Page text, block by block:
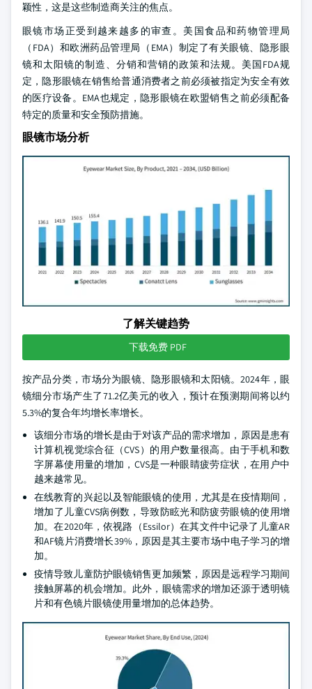
颖性，这是这些制造商关注的焦点。
眼镜市场正受到越来越多的审查。美国食品和药物管理局
（FDA）和欧洲药品管理局（EMA）制定了有关眼镜、隐形眼
镜和太阳镜的制造、分销和营销的政策和法规。美国FDA规
定，隐形眼镜在销售给普通消费者之前必须被指定为安全有效
的医疗设备。EMA也规定，隐形眼镜在欧盟销售之前必须配备
特定的质量和安全预防措施。
眼镜市场分析
了解关键趋势
下载免费 PDF
按产品分类，市场分为眼镜、隐形眼镜和太阳镜。2024年，眼
镜细分市场产生了71.2亿美元的收入，预计在预测期间将以约
5.3%的复合年均增长率增长。
该细分市场的增长是由于对该产品的需求增加，原因是患有
计算机视觉综合征（CVS）的用户数量很高。由于手机和数
字屏幕使用量的增加，CVS是一种眼睛疲劳症状，在用户中
越来越常见。
在线教育的兴起以及智能眼镜的使用，尤其是在疫情期间，
增加了儿童CVS病例数，导致防眩光和防疲劳眼镜的使用增
加。在2020年，依视路（Essilor）在其文件中记录了儿童AR
和AF镜片消费增长39%，原因是其主要市场中电子学习的增
加。
疫情导致儿童防护眼镜销售更加频繁，原因是远程学习期间
接触屏幕的机会增加。此外，眼镜需求的增加还源于透明镜
片和有色镜片眼镜使用量增加的总体趋势。